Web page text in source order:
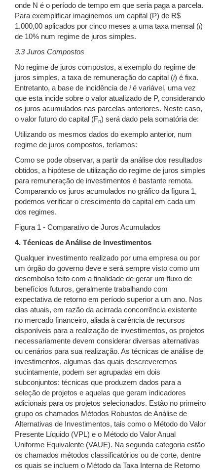
onde N é o período de tempo em que seria paga a parcela.
Para exemplificar imaginemos um capital (P) de R$
1.000,00 aplicados por cinco meses a uma taxa mensal (i)
de 10% num regime de juros simples.
3.3 Juros Compostos
No regime de juros compostos, a exemplo do regime de
juros simples, a taxa de remuneração do capital (i) é fixa.
Entretanto, a base de incidência de ié variável, uma vez
que esta incide sobre o valor atualizado de P, considerando
os juros acumulados nas parcelas anteriores. Neste caso,
o valor futuro do capital (Fn) será dado pela somatória de:
Utilizando os mesmos dados do exemplo anterior, num
regime de juros compostos, teríamos:
Como se pode observar, a partir da análise dos resultados
obtidos, a hipótese de utilização do regime de juros simples
para remuneração de investimentos é bastante remota.
Comparando os juros acumulados no gráfico da figura 1,
podemos verificar o crescimento do capital em cada um
dos regimes.
Figura 1 - Comparativo de Juros Acumulados
4. Técnicas de Análise de Investimentos
Qualquer investimento realizado por uma empresa ou por
um órgão do governo deve e será sempre visto como um
desembolso feito com a finalidade de gerar um fluxo de
benefícios futuros, geralmente trabalhando com
expectativa de retorno em período superior a um ano. Nos
dias atuais, em razão da acirrada concorrência existente
no mercado financeiro, aliada à carência de recursos
disponíveis para a realização de investimentos, os projetos
necessariamente devem considerar diversas alternativas
ou cenários para sua realização. As técnicas de análise de
investimentos, algumas das quais descreveremos
sucintamente, podem ser agrupadas em dois
subconjuntos: técnicas que produzem dados para a
seleção de projetos e aquelas que geram indicadores
adicionais para os projetos selecionados. Estão no primeiro
grupo os chamados Métodos Robustos de Análise de
Alternativas de Investimentos, tais como o Método do Valor
Presente Líquido (VPL) e o Método do Valor Anual
Uniforme Equivalente (VAUE). Na segunda categoria estão
os chamados métodos classificatórios ou de corte, dentre
os quais se incluem o Método da Taxa Interna de Retorno